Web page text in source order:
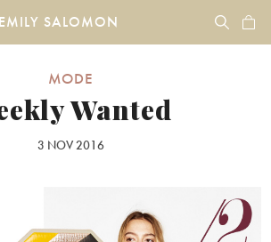
EMILY SALOMON
MODE
Wanted
3 NOV 2016